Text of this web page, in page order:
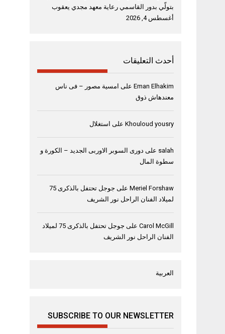
بتولّي بدور القاسمي رعاية معهد مجدي يعقوب
أغسطس 4, 2026
أحدث التعليقات
Eman Elhakim على امسية مصور – فى ناس
معندهاش ذوق
Khouloud yousry على استغلال
salah على دورى السوبر الاوربى الجديد – الكورة و
سطوة المال
Meriel Forshaw على
جوجل تحتفل بالذكرى 75
لميلاد الفنان الراحل نور الشريف
Carol McGill على
جوجل تحتفل بالذكرى 75 لميلاد
الفنان الراحل نور الشريف
العربية
SUBSCRIBE TO OUR NEWSLETTER